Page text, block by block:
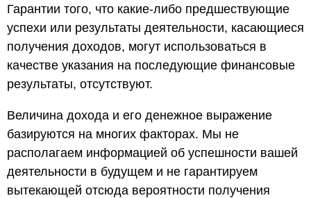
Гарантии того, что какие-либо предшествующие
успехи или результаты деятельности, касающиеся
получения доходов, могут использоваться в
качестве указания на последующие финансовые
результаты, отсутствуют.
Величина дохода и его денежное выражение
базируются на многих факторах. Мы не
располагаем информацией об успешности вашей
деятельности в будущем и не гарантируем
вытекающей отсюда вероятности получения